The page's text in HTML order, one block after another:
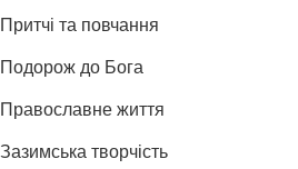
Притчі та повчання
Подорож до Бога
Православне життя
Зазимська творчість